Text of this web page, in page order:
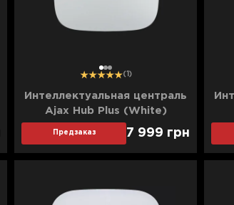
12 3 (1)
Интеллектуальная централь
Ajax Hub Plus (White)
Предзаказ 7 999 грн